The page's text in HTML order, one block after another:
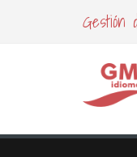
Gestión